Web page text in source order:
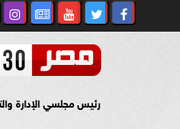
رئيس مجلسي الإدارة